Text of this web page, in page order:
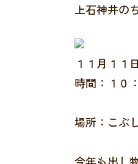
上石神井の
１１月１１
時間：１０
場所：こぶ